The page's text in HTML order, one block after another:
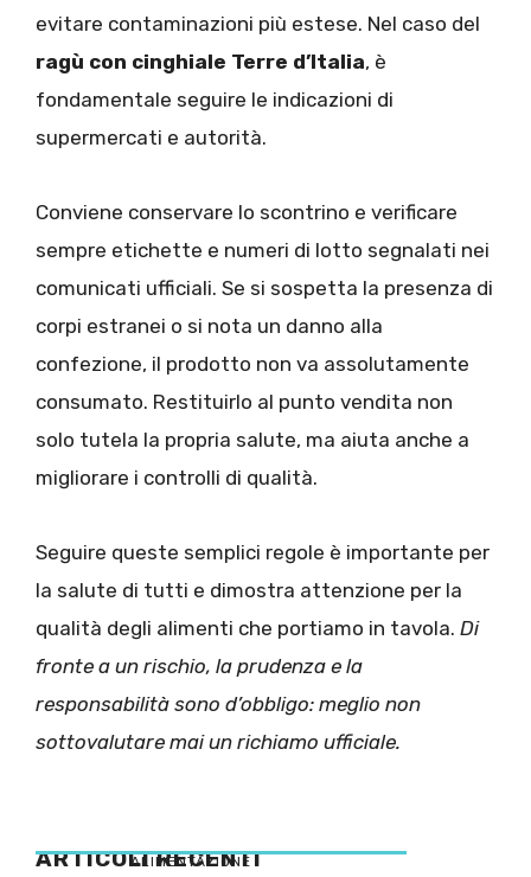
evitare contaminazioni più estese. Nel caso del
ragù con cinghiale Terre d’Italia, è
fondamentale seguire le indicazioni di
supermercati e autorità.
Conviene conservare lo scontrino e verificare
sempre etichette e numeri di lotto segnalati nei
comunicati ufficiali. Se si sospetta la presenza di
corpi estranei o si nota un danno alla
confezione, il prodotto non va assolutamente
consumato. Restituirlo al punto vendita non
solo tutela la propria salute, ma aiuta anche a
migliorare i controlli di qualità.
Seguire queste semplici regole è importante per
la salute di tutti e dimostra attenzione per la
qualità degli alimenti che portiamo in tavola. Di
fronte a un rischio, la prudenza e la
responsabilità sono d’obbligo: meglio non
sottovalutare mai un richiamo ufficiale.
ARTICOLI RECENTI
ALIMENTAZIONE